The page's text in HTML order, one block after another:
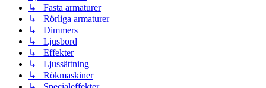
↳ Fasta armaturer
↳ Rörliga armaturer
↳ Dimmers
↳ Ljusbord
↳ Effekter
↳ Ljussättning
↳ Rökmaskiner